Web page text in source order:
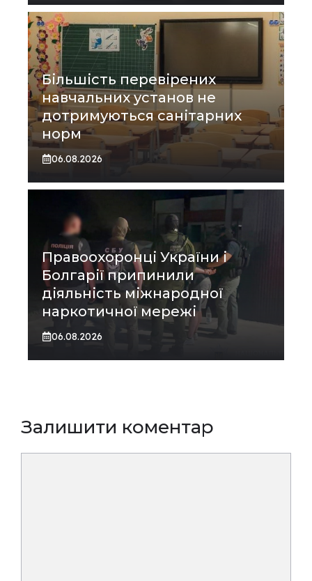
Більшість перевірених
навчальних установ не
дотримуються санітарних
норм
06.08.2026
Правоохоронці України і
Болгарії припинили
діяльність міжнародної
наркотичної мережі
06.08.2026
Залишити коментар